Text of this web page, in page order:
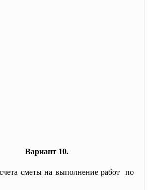
Вариант 10.
сметы на выполнение работ по